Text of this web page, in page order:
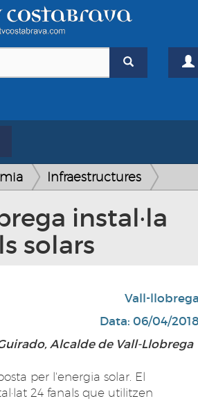
Infraestructures
instal·la
solars
Vall-
Data: 06/04/
Alcalde de Vall-Llobrega
per l'energia solar. El
24 fanals que utilitzen